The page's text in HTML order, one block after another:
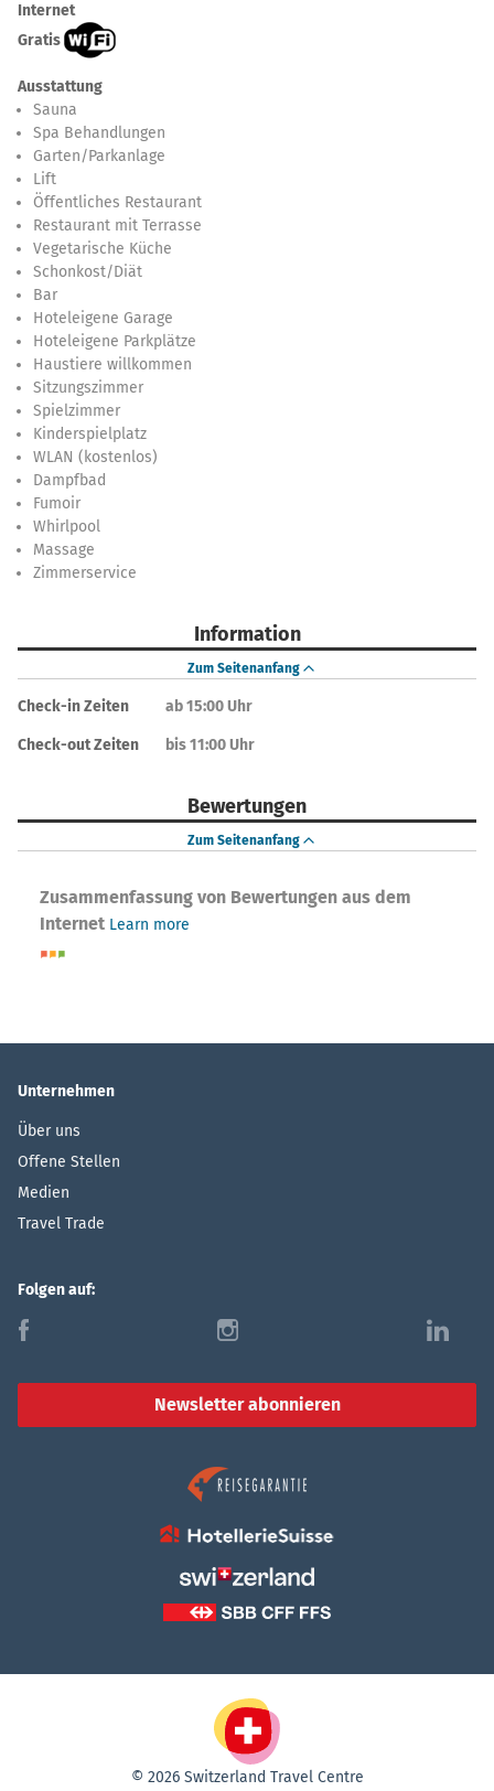
Internet
Gratis
Ausstattung
Sauna
Spa Behandlungen
Garten/Parkanlage
Lift
Öffentliches Restaurant
Restaurant mit Terrasse
Vegetarische Küche
Schonkost/Diät
Bar
Hoteleigene Garage
Hoteleigene Parkplätze
Haustiere willkommen
Sitzungszimmer
Spielzimmer
Kinderspielplatz
WLAN (kostenlos)
Dampfbad
Fumoir
Whirlpool
Massage
Zimmerservice
Information
Zum Seitenanfang
Check-in Zeiten ab 15:00 Uhr
Check-out Zeiten bis 11:00 Uhr
Bewertungen
Zum Seitenanfang
Zusammenfassung von Bewertungen aus dem
Internet Learn more
Unternehmen
Über uns
Offene Stellen
Medien
Travel Trade
Folgen auf:
f i l
Newsletter abonnieren
© 2026 Switzerland Travel Centre